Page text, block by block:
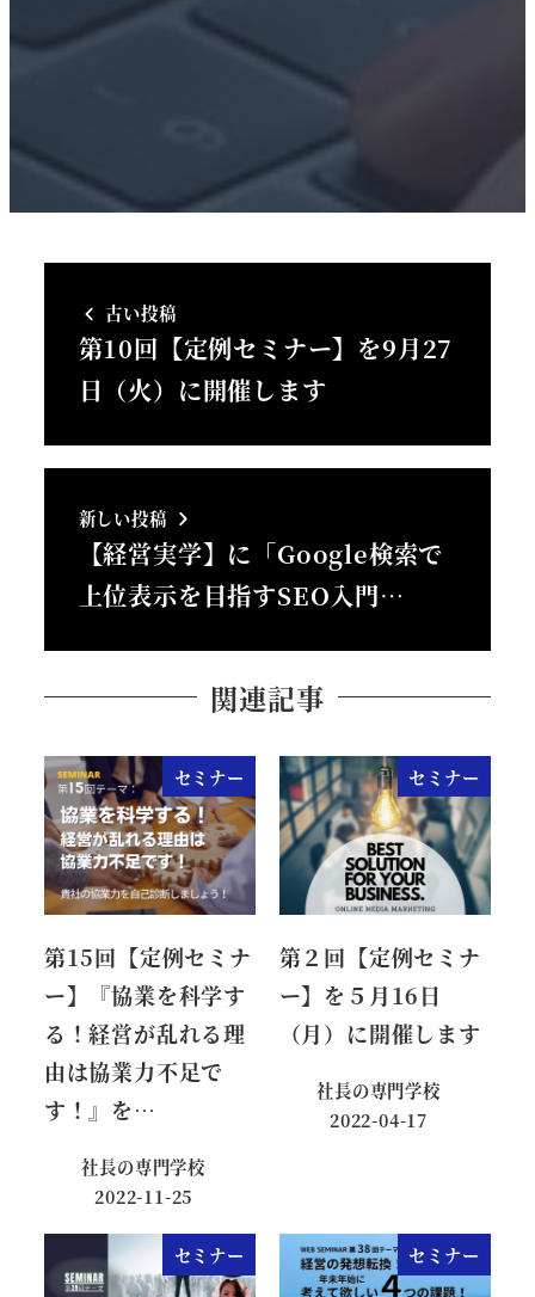
古い投稿
第10回【定例セミナー】を9月27
日（火）に開催します
新しい投稿
【経営実学】に「Google検索で
上位表示を目指すSEO入門…
関連記事
セミナー
第15回【定例セミナ
ー】『協業を科学す
る！経営が乱れる理
由は協業力不足で
す！』を…
社長の専門学校
投稿日
2022-11-25
セミナー
第２回【定例セミナ
ー】を５月16日
（月）に開催します
社長の専門学校
投稿日
2022-04-17
セミナー セミナー